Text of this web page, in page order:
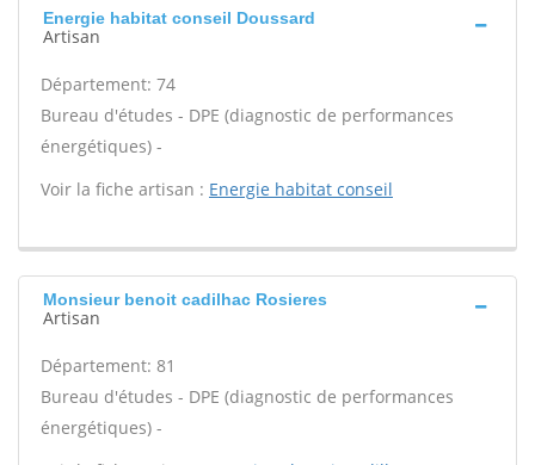
Energie habitat conseil Doussard
Artisan
Département: 74
Bureau d'études - DPE (diagnostic de performances
énergétiques) -
Voir la fiche artisan : Energie habitat conseil
Monsieur benoit cadilhac Rosieres
Artisan
Département: 81
Bureau d'études - DPE (diagnostic de performances
énergétiques) -